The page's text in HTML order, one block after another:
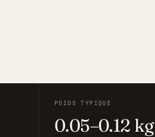
POIDS TYPIQUE
0.05–0.12 kg